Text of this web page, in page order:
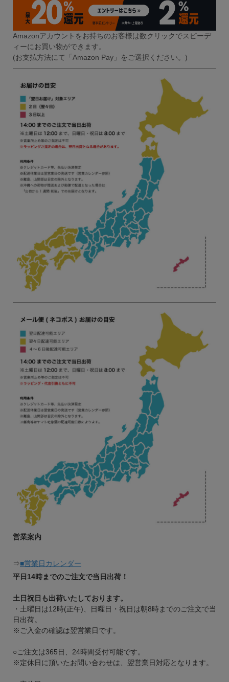
Amazonアカウントをお持ちのお客様は数クリックでスピーデ
ィーにお買い物ができます。
(お支払方法にて「Amazon Pay」をご選択ください。)
営業案内
⇒■営業日カレンダー
平日14時までのご注文で当日出荷！
土日祝日も出荷いたしております。
・土曜日は12時(正午)、日曜日・祝日は朝8時までのご注文で当
日出荷。
※ご入金の確認は翌営業日です。
○ご注文は365日、24時間受付可能です。
※定休日に頂いたお問い合わせは、翌営業日対応となります。